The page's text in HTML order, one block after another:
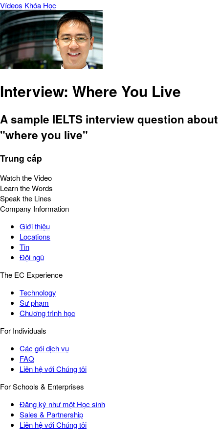
Vídeos Khóa Học
Interview: Where You Live
A sample IELTS interview question about
"where you live"
Trung cấp
Watch the Video
Learn the Words
Speak the Lines
Company Information
Giới thiệu
Locations
Tin
Đội ngũ
The EC Experience
Technology
Sư phạm
Chương trình học
For Individuals
Các gói dịch vụ
FAQ
Liên hệ với Chúng tôi
For Schools & Enterprises
Đăng ký như một Học sinh
Sales & Partnership
Liên hệ với Chúng tôi